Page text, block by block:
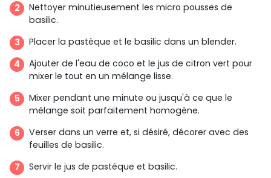
Nettoyer minutieusement les micro pousses de
basilic.
Placer la pastèque et le basilic dans un blender.
Ajouter de l'eau de coco et le jus de citron vert pour
mixer le tout en un mélange lisse.
Mixer pendant une minute ou jusqu'à ce que le
mélange soit parfaitement homogène.
Verser dans un verre et, si désiré, décorer avec des
feuilles de basilic.
Servir le jus de pastèque et basilic.